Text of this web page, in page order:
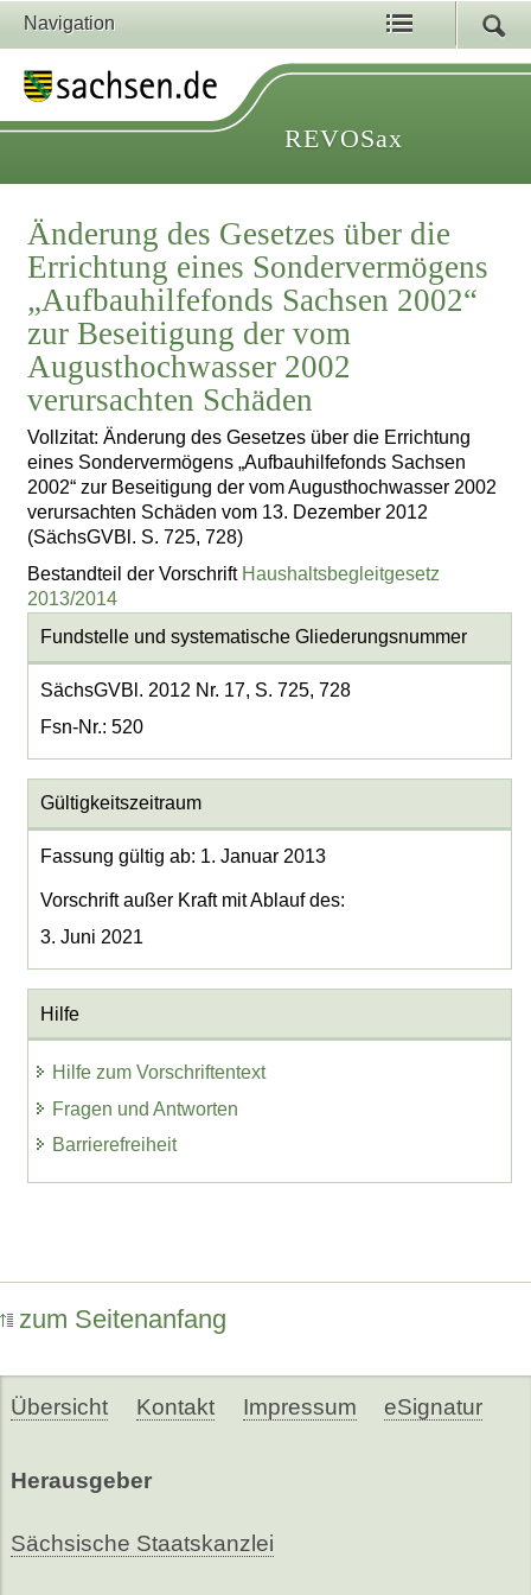
Navigation
REVOSax
Änderung des Gesetzes über die
Errichtung eines Sondervermögens
„Aufbauhilfefonds Sachsen 2002“
zur Beseitigung der vom
Augusthochwasser 2002
verursachten Schäden
Vollzitat: Änderung des Gesetzes über die Errichtung
eines Sondervermögens „Aufbauhilfefonds Sachsen
2002“ zur Beseitigung der vom Augusthochwasser 2002
verursachten Schäden vom 13. Dezember 2012
(SächsGVBl. S. 725, 728)
Bestandteil der Vorschrift Haushaltsbegleitgesetz
2013/2014
Fundstelle und systematische Gliederungsnummer
SächsGVBl. 2012 Nr. 17, S. 725, 728
Fsn-Nr.: 520
Gültigkeitszeitraum
Fassung gültig ab: 1. Januar 2013
Vorschrift außer Kraft mit Ablauf des:
3. Juni 2021
Hilfe
Hilfe zum Vorschriftentext
Fragen und Antworten
Barrierefreiheit
zum Seitenanfang
Übersicht Kontakt Impressum eSignatur
Herausgeber
Sächsische Staatskanzlei